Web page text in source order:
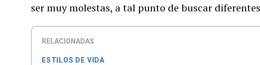
ser muy molestas, a tal punto de buscar
RELACIONADAS
ESTILOS DE VIDA